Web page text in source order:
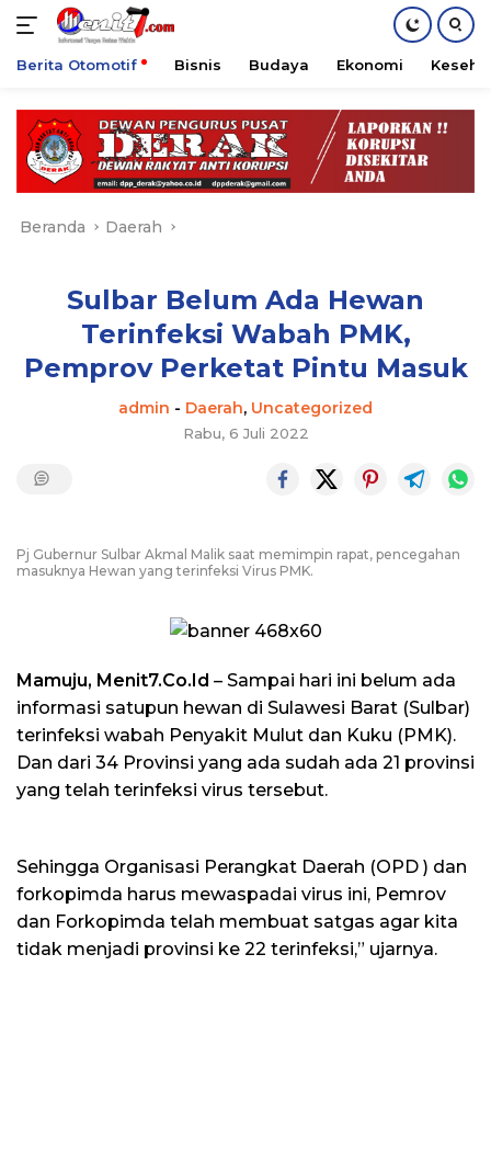
konten
Berita Otomotif Bisnis Budaya Ekonomi
Beranda Daerah
Sulbar Belum Ada Hewan
Terinfeksi Wabah PMK,
Pemprov Perketat Pintu Masuk
admin - Daerah, Uncategorized
Rabu, 6 Juli 2022
Pj Gubernur Sulbar Akmal Malik saat memimpin rapat, pencegahan
masuknya Hewan yang terinfeksi Virus PMK.
Mamuju, Menit7.Co.Id – Sampai hari ini belum ada
informasi satupun hewan di Sulawesi Barat (Sulbar)
terinfeksi wabah Penyakit Mulut dan Kuku (PMK).
Dan dari 34 Provinsi yang ada sudah ada 21 provinsi
yang telah terinfeksi virus tersebut.
Sehingga Organisasi Perangkat Daerah (OPD ) dan
forkopimda harus mewaspadai virus ini, Pemrov
dan Forkopimda telah membuat satgas agar kita
tidak menjadi provinsi ke 22 terinfeksi,” ujarnya.